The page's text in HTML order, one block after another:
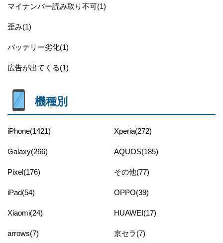
マイナンバー読み取り不可(1)
歪み(1)
バッテリー劣化(1)
広告が出てくる(1)
機種別
iPhone(1421) Xperia(272)
Galaxy(266) AQUOS(185)
Pixel(176) その他(77)
iPad(54) OPPO(39)
Xiaomi(24) HUAWEI(17)
arrows(7) 京セラ(7)